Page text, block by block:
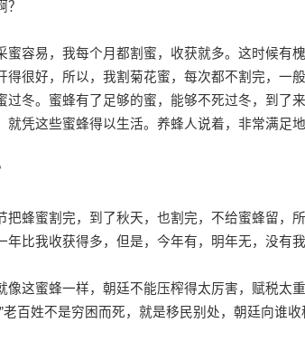
容易，我每个月都割蜜，收获就多。这时候有
很好，所以，我割菊花蜜，每次都不割完，一
冬。蜜蜂有了足够的蜜，能够不死过冬，到了
凭这些蜜蜂得以生活。养蜂人说着，非常满足
蜂蜜割完，到了秋天，也割完，不给蜜蜂留，
比我收获得多，但是，今年有，明年无，没有
这蜜蜂一样，朝廷不能压榨得太厉害，赋税太
百姓不是穷困而死，就是移民别处，朝廷向谁